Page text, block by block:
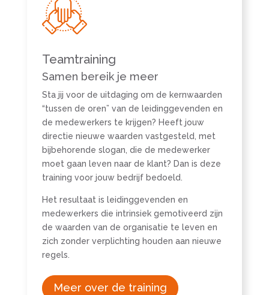
Teamtraining
Samen bereik je meer
Sta jij voor de uitdaging om de kernwaarden
“tussen de oren” van de leidinggevenden en
de medewerkers te krijgen? Heeft jouw
directie nieuwe waarden vastgesteld, met
bijbehorende slogan, die de medewerker
moet gaan leven naar de klant? Dan is deze
training voor jouw bedrijf bedoeld.
Het resultaat is leidinggevenden en
medewerkers die intrinsiek gemotiveerd zijn
de waarden van de organisatie te leven en
zich zonder verplichting houden aan nieuwe
regels.
Meer over de training